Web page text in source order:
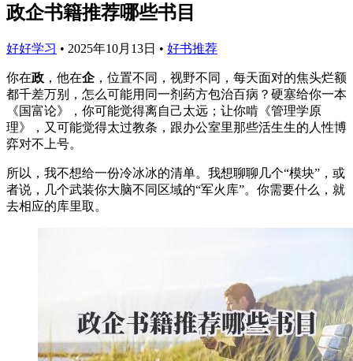
政企书籍推荐哪些书目
好好学习 • 2025年10月13日 • 好书推荐
你在政 ，他在企，位置不同，视野不同，每天面对的焦头烂额
都千差万别，怎么可能用同一剂药方包治百病？硬塞给你一本
《国富论》，你可能觉得离自己太远；让你啃《管理学原
理》，又可能觉得太过教条，跟办公室里那些活生生的人性博
弈对不上号。
所以，我不想给一份冷冰冰的清单。我想聊聊几个“模块”，或
者说，几个武装你大脑不同区域的“军火库”。你需要什么，就
去相应的库里取。